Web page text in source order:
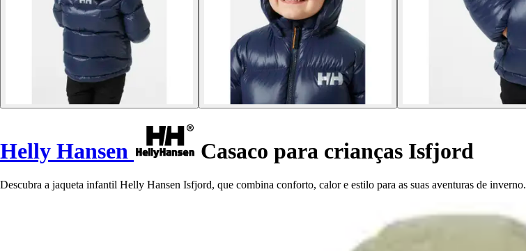
Helly Hansen Casaco para crianças Isfjord
Descubra a jaqueta infantil Helly Hansen Isfjord, que combina conforto, calor e estilo para as suas aventuras de inverno.